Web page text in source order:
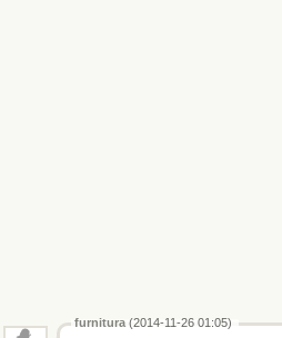
furnitura (2014-11-26 01:05)